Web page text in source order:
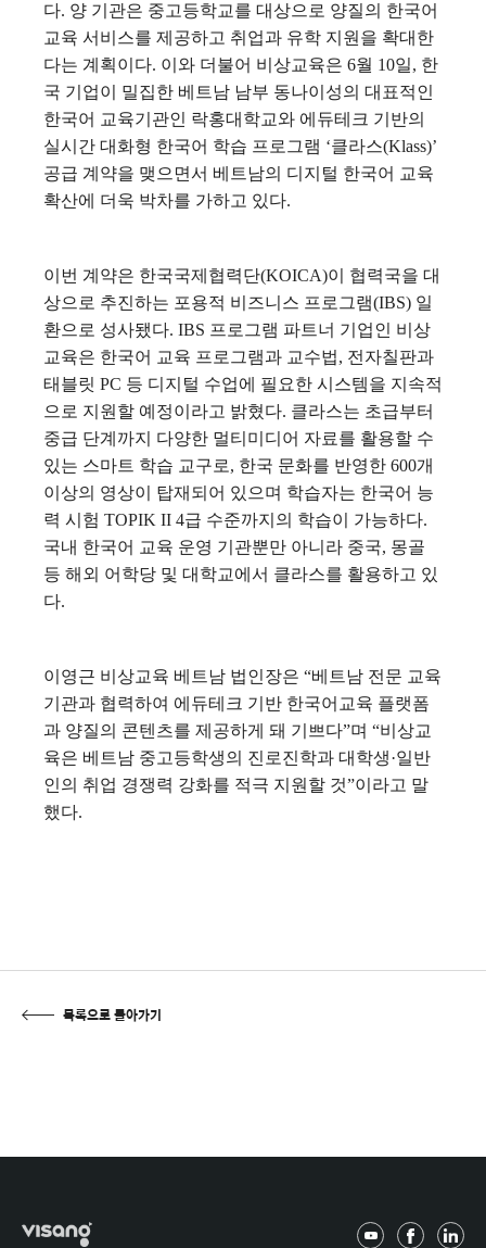
다. 양 기관은 중고등학교를 대상으로 양질의 한국어
교육 서비스를 제공하고 취업과 유학 지원을 확대한
다는 계획이다. 이와 더불어 비상교육은 6월 10일, 한
국 기업이 밀집한 베트남 남부 동나이성의 대표적인
한국어 교육기관인 락홍대학교와 에듀테크 기반의
실시간 대화형 한국어 학습 프로그램 ‘클라스(Klass)’
공급 계약을 맺으면서 베트남의 디지털 한국어 교육
확산에 더욱 박차를 가하고 있다.
이번 계약은 한국국제협력단(KOICA)이 협력국을 대
상으로 추진하는 포용적 비즈니스 프로그램(IBS) 일
환으로 성사됐다. IBS 프로그램 파트너 기업인 비상
교육은 한국어 교육 프로그램과 교수법, 전자칠판과
태블릿 PC 등 디지털 수업에 필요한 시스템을 지속적
으로 지원할 예정이라고 밝혔다. 클라스는 초급부터
중급 단계까지 다양한 멀티미디어 자료를 활용할 수
있는 스마트 학습 교구로, 한국 문화를 반영한 600개
이상의 영상이 탑재되어 있으며 학습자는 한국어 능
력 시험 TOPIK II 4급 수준까지의 학습이 가능하다.
국내 한국어 교육 운영 기관뿐만 아니라 중국, 몽골
등 해외 어학당 및 대학교에서 클라스를 활용하고 있
다.
이영근 비상교육 베트남 법인장은 “베트남 전문 교육
기관과 협력하여 에듀테크 기반 한국어교육 플랫폼
과 양질의 콘텐츠를 제공하게 돼 기쁘다”며 “비상교
육은 베트남 중고등학생의 진로진학과 대학생·일반
인의 취업 경쟁력 강화를 적극 지원할 것”이라고 말
했다.
목록으로 돌아가기
유 페 링